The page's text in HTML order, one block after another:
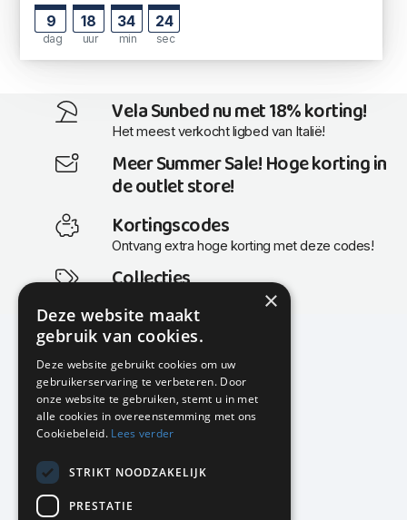
9
dag
18
uur
34
min
24
sec
Vela Sunbed nu met 18% korting!
Het meest verkocht ligbed van Italië!
Meer Summer Sale! Hoge korting in
de outlet store!
Kortingscodes
Ontvang extra hoge korting met deze codes!
Collecties
Actuele en populaire collecties
KMP Kantoormeubilair
Airport Business Park
Frankfurtstraat 29-31
1175 RH Lijnden
020-617 01 26
info@kmpkantoormeubilair.nl
×
Deze website maakt
gebruik van cookies.
Deze website gebruikt cookies om uw
gebruikerservaring te verbeteren. Door
onze website te gebruiken, stemt u in met
alle cookies in overeenstemming met ons
Cookiebeleid. Lees verder
STRIKT NOODZAKELIJK
PRESTATIE